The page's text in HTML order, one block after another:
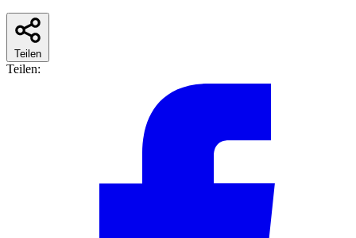
Teilen
Teilen: